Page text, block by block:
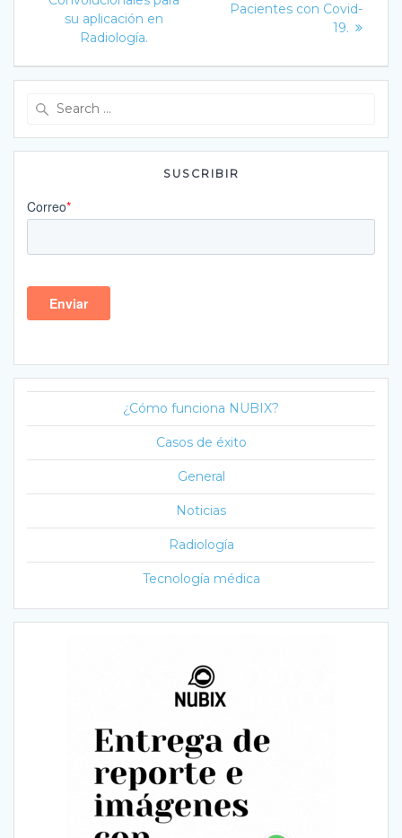
entradas
su aplicación en
Radiología.
Pacientes con Covid-
19.
SUSCRIBIR
¿Cómo funciona NUBIX?
Casos de éxito
General
Noticias
Radiología
Tecnología médica